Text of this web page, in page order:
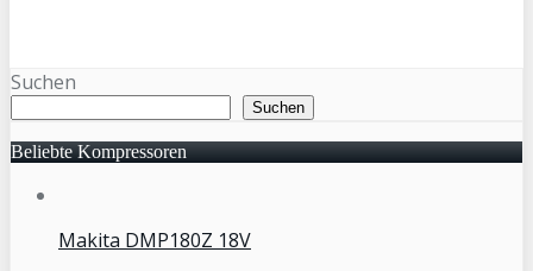
Suchen
Suchen
Beliebte Kompressoren
Makita DMP180Z 18V